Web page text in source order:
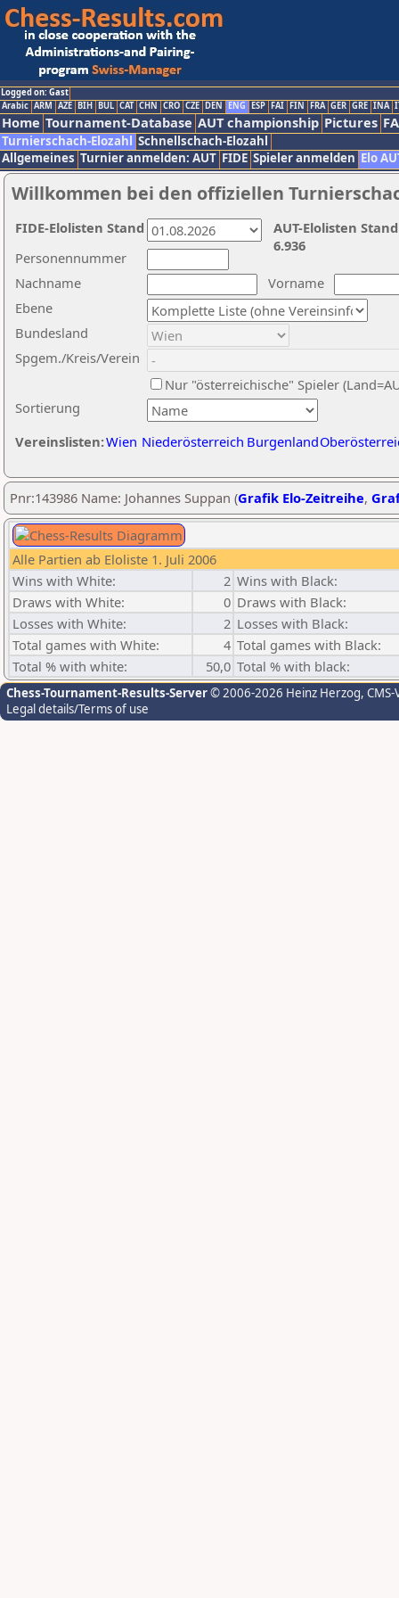
Logged on: Gast
Arabic ARM AZE BIH BUL CAT CHN CRO CZE DEN ENG ESP FAI FIN FRA GER GRE INA
Home Tournament-Database AUT championship Pictures
Turnierschach-Elozahl Schnellschach-Elozahl
Allgemeines Turnier anmelden: AUT FIDE Spieler anmelden Elo
Willkommen bei den offiziellen
Nachname
Vorname
Ebene
Sortierung
Personennummer
Bundesland
Spgem./Kreis/Verein
Nur "österreichische" Spieler
Vereinslisten:Wien Niederösterreich Burgenland
AUT-Elolisten
6.936
FIDE-Elolisten Stand
Pnr:143986 Name: Johannes Suppan (Grafik Elo-Zeitreihe,
Alle Partien ab Eloliste 1. Juli 2006
Wins with White:
2 Wins with Black:
Draws with White:
0 Draws with Black:
Losses with White:
2 Losses with Black:
Total games with White:
4 Total games with Black:
Total % with white:
50,0 Total % with black:
Chess-Tournament-Results-Server© 2006-2026 Heinz Herzog,
Legal details/Terms of use